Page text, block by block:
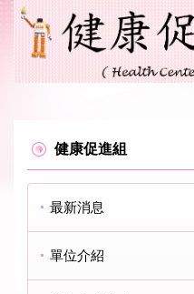
健康促進組
最新消息
單位介紹